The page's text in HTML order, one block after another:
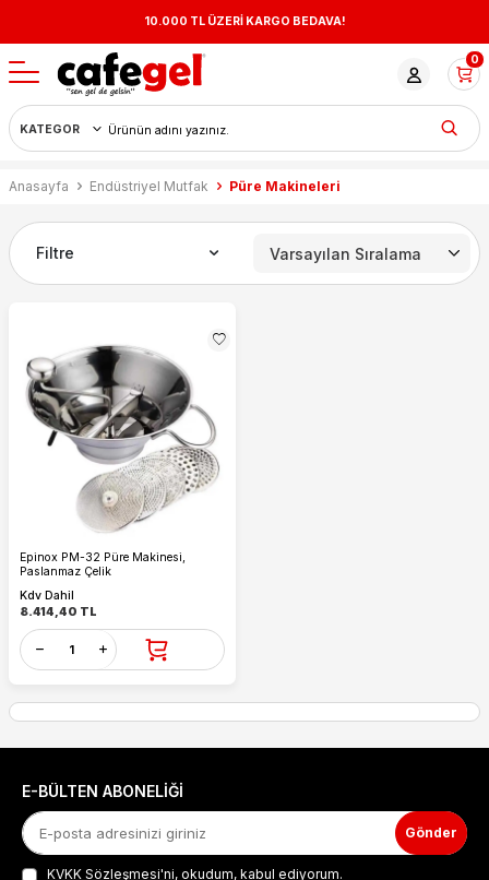
10.000 TL ÜZERİ KARGO BEDAVA!
0
Anasayfa Endüstriyel Mutfak Püre Makineleri
Filtre
Epinox PM-32 Püre Makinesi,
Paslanmaz Çelik
Kdv Dahil
8.414,40 TL
E-BÜLTEN ABONELIĞI
Gönder
KVKK Sözleşmesi'ni, okudum, kabul ediyorum.